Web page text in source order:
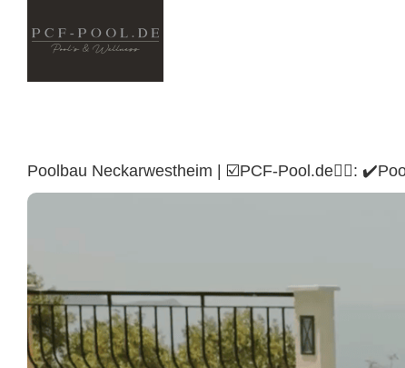
Poolbau Neckarwestheim | ☑️PCF-Pool.de🏊🏼: